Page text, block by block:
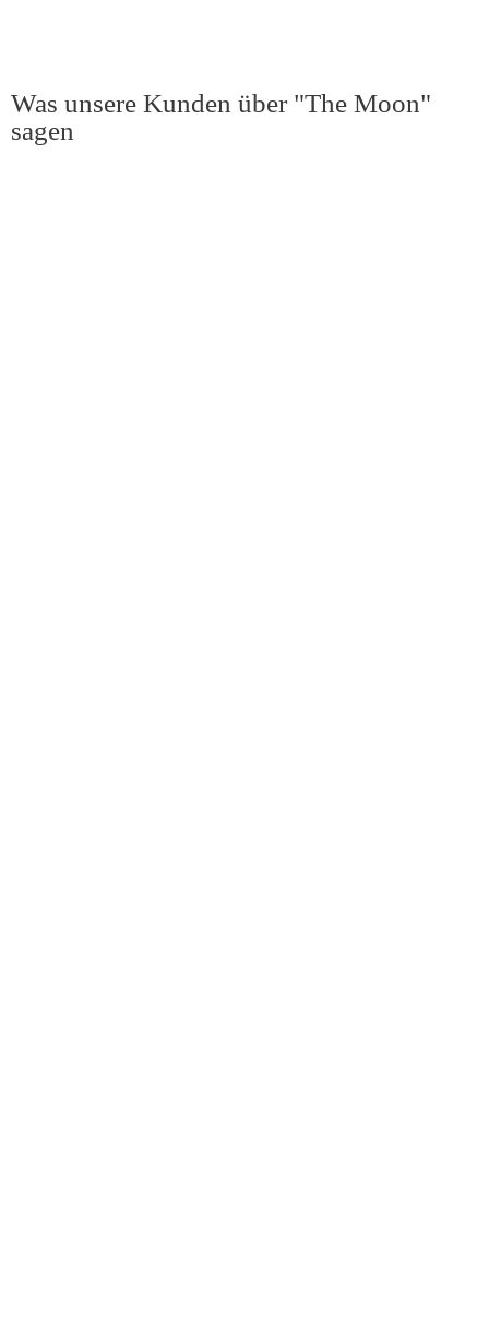
Was unsere Kunden über "The Moon"
sagen